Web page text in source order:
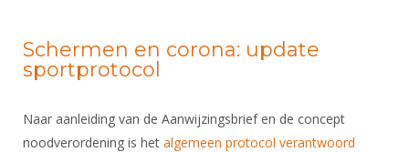
Schermen en corona: update
sportprotocol
Naar aanleiding van de Aanwijzingsbrief en de concept
noodverordening is het algemeen protocol verantwoord